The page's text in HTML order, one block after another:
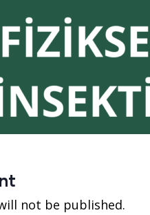
not be published.